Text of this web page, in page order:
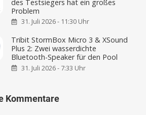
des Testsiegers hat ein großes
Problem
31. Juli 2026 - 11:30 Uhr
Tribit StormBox Micro 3 & XSound
Plus 2: Zwei wasserdichte
Bluetooth-Speaker für den Pool
31. Juli 2026 - 7:33 Uhr
Kommentare